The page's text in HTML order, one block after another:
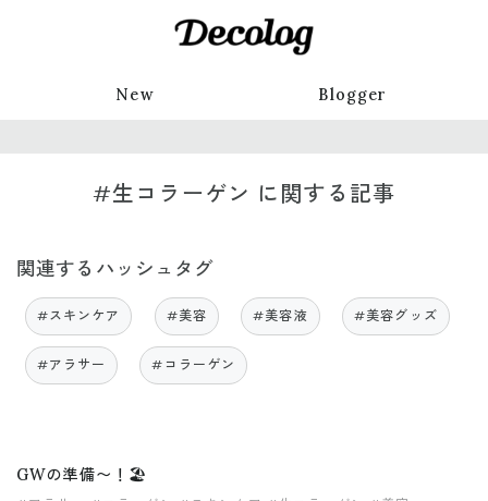
New Blogger
#生コラーゲン に関する記事
関連するハッシュタグ
#スキンケア #美容 #美容液 #美容グッズ
#アラサー #コラーゲン
GWの準備〜！🏖